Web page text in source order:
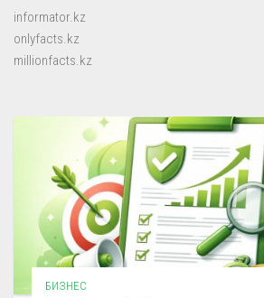
informator.kz
onlyfacts.kz
millionfacts.kz
БИЗНЕС